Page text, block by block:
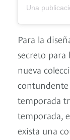
Una
Para la
secreto para
nueva
contundente
temporada
temporada,
exista una